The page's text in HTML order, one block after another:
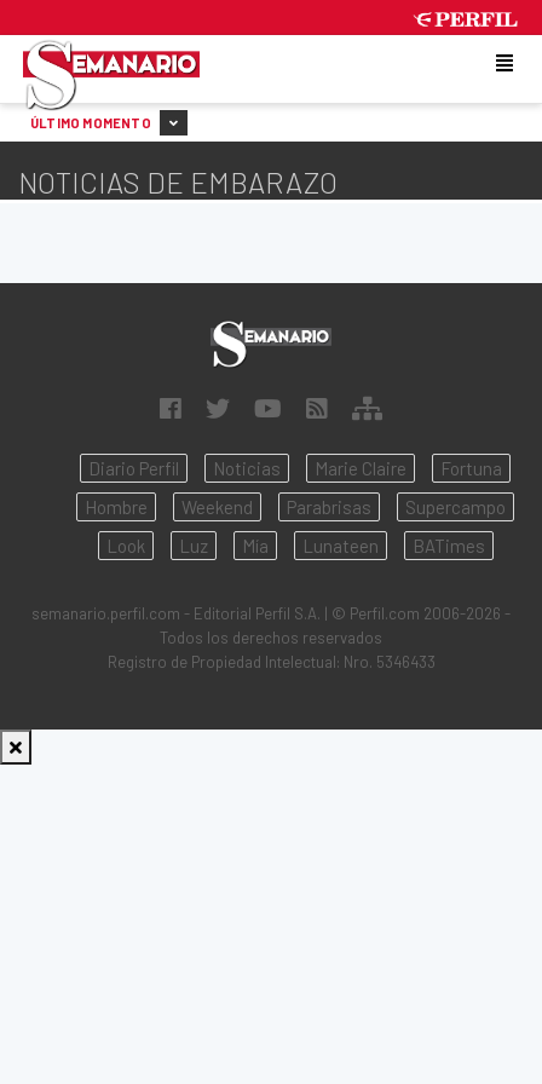
ÚLTIMO MOMENTO
NOTICIAS DE EMBARAZO
Diario Perfil Noticias Marie Claire
Fortuna
Hombre
Weekend Parabrisas
Supercampo
Look
Luz Mía Lunateen BATimes
semanario.perfil.com - Editorial Perfil S.A. | © Perfil.com 2006-2026 -
Todos los derechos reservados
Registro de Propiedad Intelectual: Nro. 5346433